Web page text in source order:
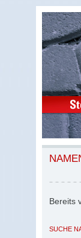
Bereits
SUCHE